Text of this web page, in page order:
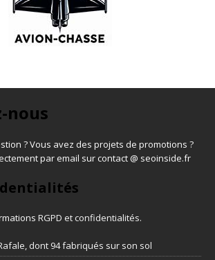
nous
? Vous avez des projets de promotions ?
par email sur contact @ seoinside.fr
RGPD et confidentialités.
dont 94 fabriqués sur son sol